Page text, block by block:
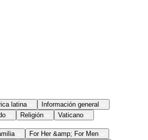
latina
Información general
Religión Vaticano
For Her &amp; For Men